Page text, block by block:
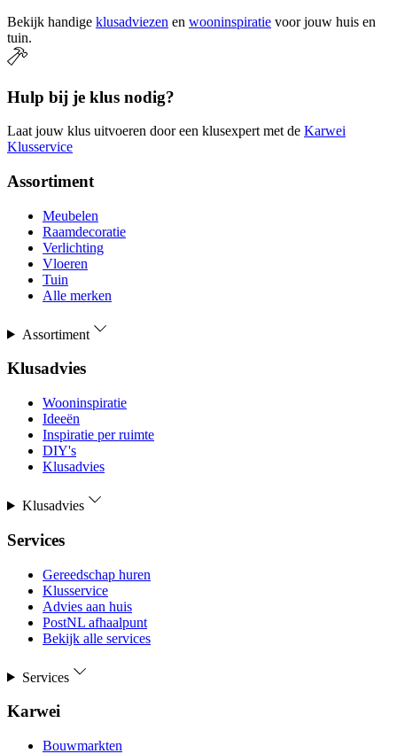
Bekijk handige klusadviezen en wooninspiratie voor jouw huis en
tuin.
Hulp bij je klus nodig?
Laat jouw klus uitvoeren door een klusexpert met de Karwei
Klusservice
Assortiment
Meubelen
Raamdecoratie
Verlichting
Vloeren
Tuin
Alle merken
Assortiment
Klusadvies
Wooninspiratie
Ideeën
Inspiratie per ruimte
DIY's
Klusadvies
Klusadvies
Services
Gereedschap huren
Klusservice
Advies aan huis
PostNL afhaalpunt
Bekijk alle services
Services
Karwei
Bouwmarkten